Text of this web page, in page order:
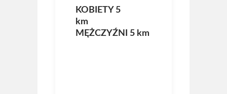
KOBIETY 5
km
MĘŻCZYŹNI 5 km